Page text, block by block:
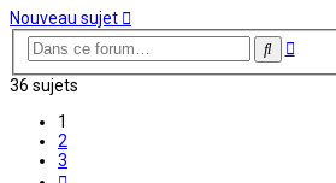
Nouveau sujet
36 sujets
1
2
3